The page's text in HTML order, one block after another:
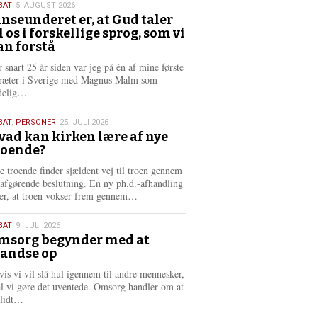
5. AUGUST 2026
er, at Gud taler
i forskellige sprog, som vi
forstå
snart 25 år siden var jeg på én af mine første
i Sverige med Magnus Malm som
s
m
e
r
e
, PERSONER 25. JULI 2026
kan kirken lære af nye
troende finder sjældent vej til troen gennem
beslutning. En ny ph.d.-afhandling
at troen vokser frem gennem…
e
e
9. JULI 2026
begynder med at
op
vi vil slå hul igennem til andre mennesker,
vi gøre det uventede. Omsorg handler om at
lidt…